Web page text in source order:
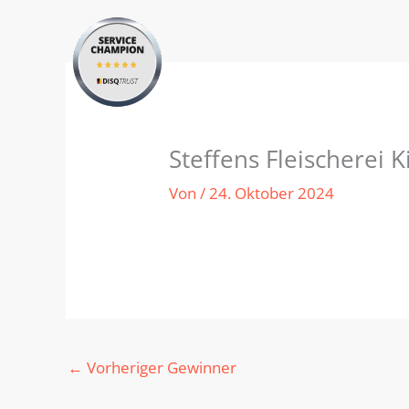
Steffens Fleischerei
Von/24. Oktober 2024
← Vorheriger Gewinner